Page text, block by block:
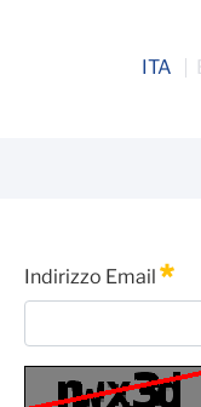
ITA
Password
Indirizzo Email
Obbligatorio